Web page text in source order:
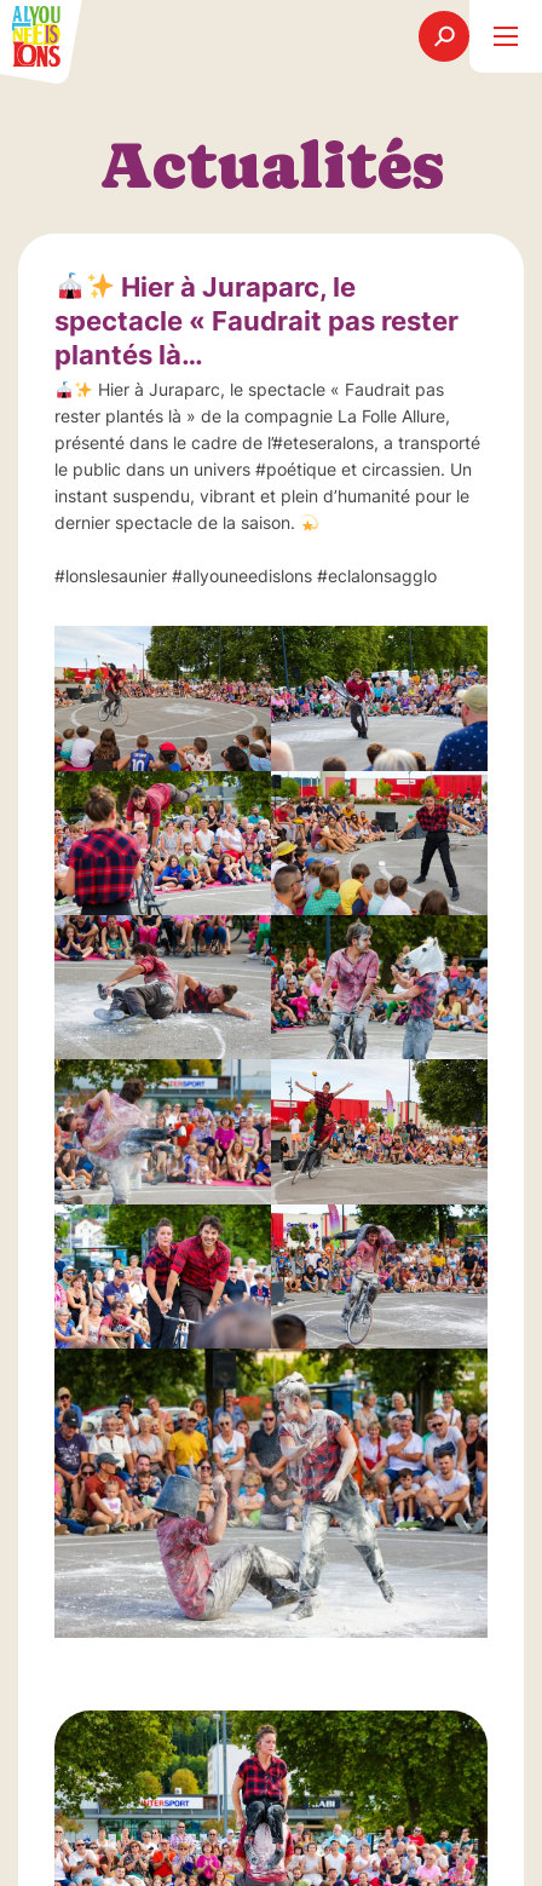
Actualités
Hier à Juraparc, le
spectacle « Faudrait pas rester
plantés là…
Hier à Juraparc, le spectacle « Faudrait pas
rester plantés là » de la compagnie La Folle Allure,
présenté dans le cadre de l’#eteseralons, a transporté
le public dans un univers #poétique et circassien. Un
instant suspendu, vibrant et plein d’humanité pour le
dernier spectacle de la saison.
#lonslesaunier #allyouneedislons #eclalonsagglo